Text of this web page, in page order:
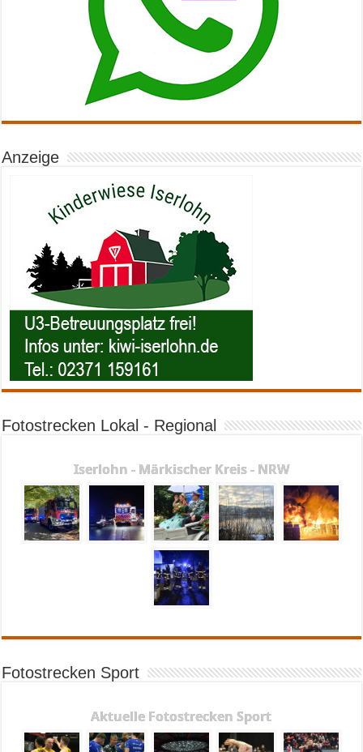
Anzeige
Fotostrecken Lokal - Regional
Iserlohn - Märkischer Kreis - NRW
Fotostrecken Sport
Aktuelle Fotostrecken Sport